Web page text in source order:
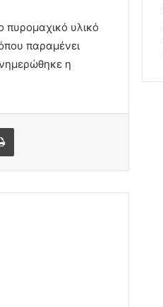
πυρομαχικό υλικό
παραμένει
η
Print